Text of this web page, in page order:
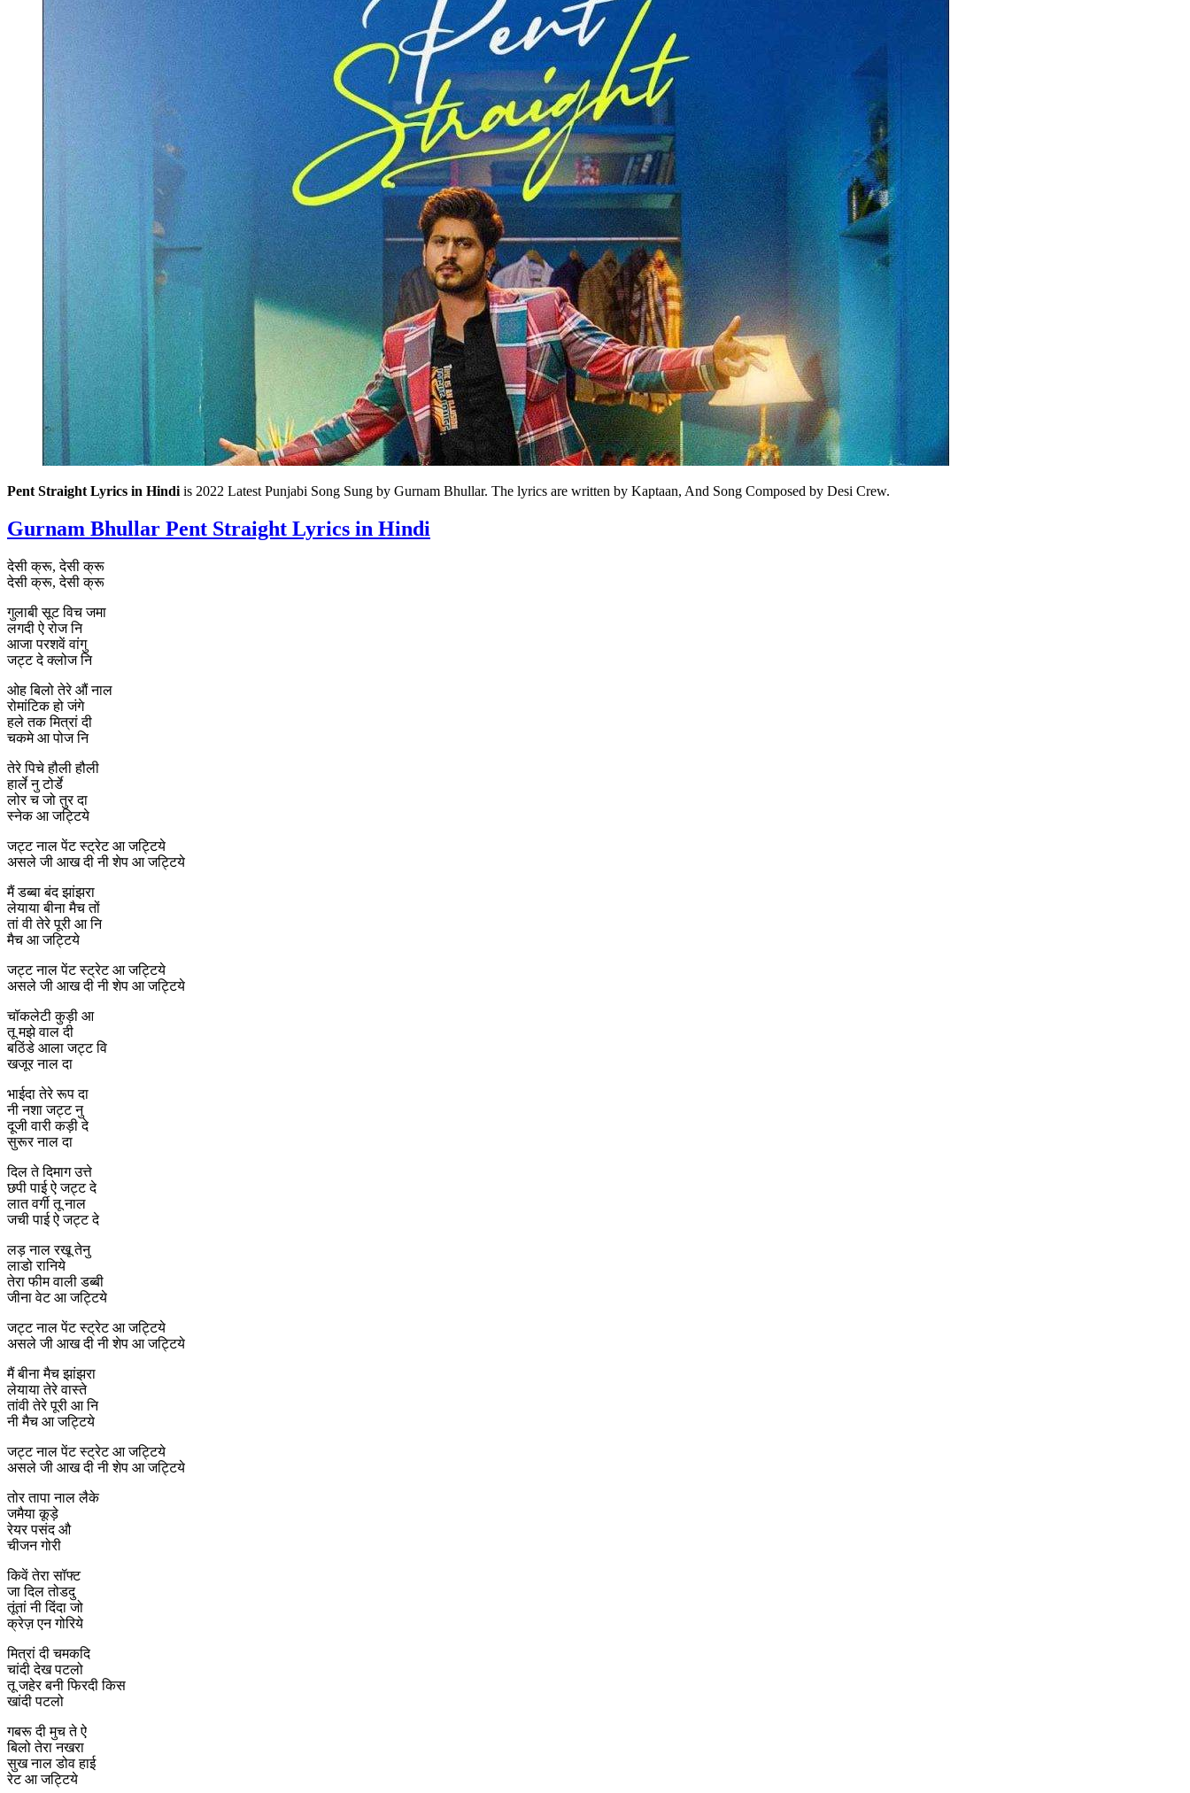
Pent Straight Lyrics in Hindi is 2022 Latest Punjabi Song Sung by Gurnam Bhullar. The lyrics are written by Kaptaan, And Song Composed by Desi Crew.
Gurnam Bhullar Pent Straight Lyrics in Hindi
देसी क्रू, देसी क्रू
देसी क्रू, देसी क्रू
गुलाबी सूट विच जमा
लगदी ऐ रोज नि
आजा परशवें वांगु
जट्ट दे क्लोज नि
ओह बिलो तेरे औं नाल
रोमांटिक हो जंगे
हले तक मित्रां दी
चकमे आ पोज नि
तेरे पिचे हौली हौली
हार्ले नु टोर्डे
लोर च जो तुर दा
स्नेक आ जट्टिये
जट्ट नाल पेंट स्ट्रेट आ जट्टिये
असले जी आख दी नी शेप आ जट्टिये
मैं डब्बा बंद झांझरा
लेयाया बीना मैच तों
तां वी तेरे पूरी आ नि
मैच आ जट्टिये
जट्ट नाल पेंट स्ट्रेट आ जट्टिये
असले जी आख दी नी शेप आ जट्टिये
चॉकलेटी कुड़ी आ
तू मझे वाल दी
बठिंडे आला जट्ट वि
खजूर नाल दा
भाईदा तेरे रूप दा
नी नशा जट्ट नु
दूजी वारी कड़ी दे
सुरूर नाल दा
दिल ते दिमाग उत्ते
छपी पाई ऐ जट्ट दे
लात वर्गी तू नाल
जची पाई ऐ जट्ट दे
लड़ नाल रखू तेनु
लाडो रानिये
तेरा फीम वाली डब्बी
जीना वेट आ जट्टिये
जट्ट नाल पेंट स्ट्रेट आ जट्टिये
असले जी आख दी नी शेप आ जट्टिये
मैं बीना मैच झांझरा
लेयाया तेरे वास्ते
तांवी तेरे पूरी आ नि
नी मैच आ जट्टिये
जट्ट नाल पेंट स्ट्रेट आ जट्टिये
असले जी आख दी नी शेप आ जट्टिये
तोर तापा नाल लैके
जमैया कूड़े
रेयर पसंद औ
चीजन गोरी
किवें तेरा सॉफ्ट
जा दिल तोडदु
तूंतां नी दिंदा जो
क्रेज़ एन गोरिये
मित्रां दी चमकदि
चांदी देख पटलो
तू जहेर बनी फिरदी किस
खांदी पटलो
गबरू दी मुच ते ऐ
बिलो तेरा नखरा
सुख नाल डोव हाई
रेट आ जट्टिये